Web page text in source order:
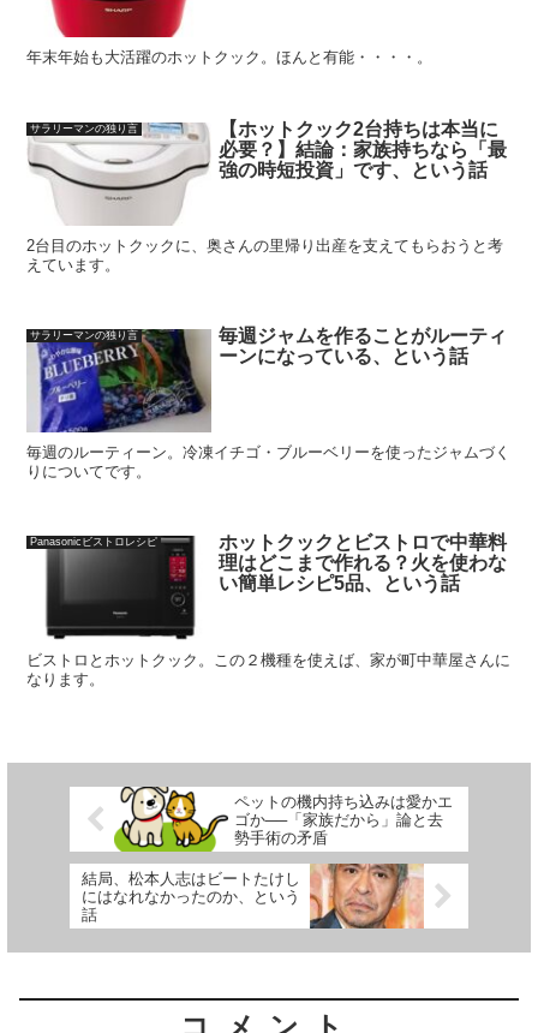
年末年始も大活躍のホットクック。ほんと有能・・・・。
サラリーマンの独り言
【ホットクック2台持ちは本当に
必要？】結論：家族持ちなら「最
強の時短投資」です、という話
2台目のホットクックに、奥さんの里帰り出産を支えてもらおうと考
えています。
サラリーマンの独り言
毎週ジャムを作ることがルーティ
ーンになっている、という話
毎週のルーティーン。冷凍イチゴ・ブルーベリーを使ったジャムづく
りについてです。
Panasonicビストロレシピ
ホットクックとビストロで中華料
理はどこまで作れる？火を使わな
い簡単レシピ5品、という話
ビストロとホットクック。この２機種を使えば、家が町中華屋さんに
なります。
ペットの機内持ち込みは愛かエ
ゴか──「家族だから」論と去
勢手術の矛盾
結局、松本人志はビートたけし
にはなれなかったのか、という
話